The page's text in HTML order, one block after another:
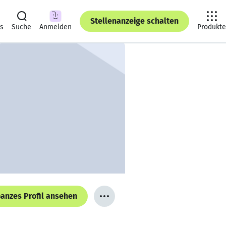
Suche Anmelden
Stellenanzeige schalten
Produkte
Profil ansehen